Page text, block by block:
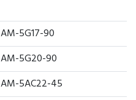
AM-5G17-90
AM-5G20-90
AM-5AC22-45